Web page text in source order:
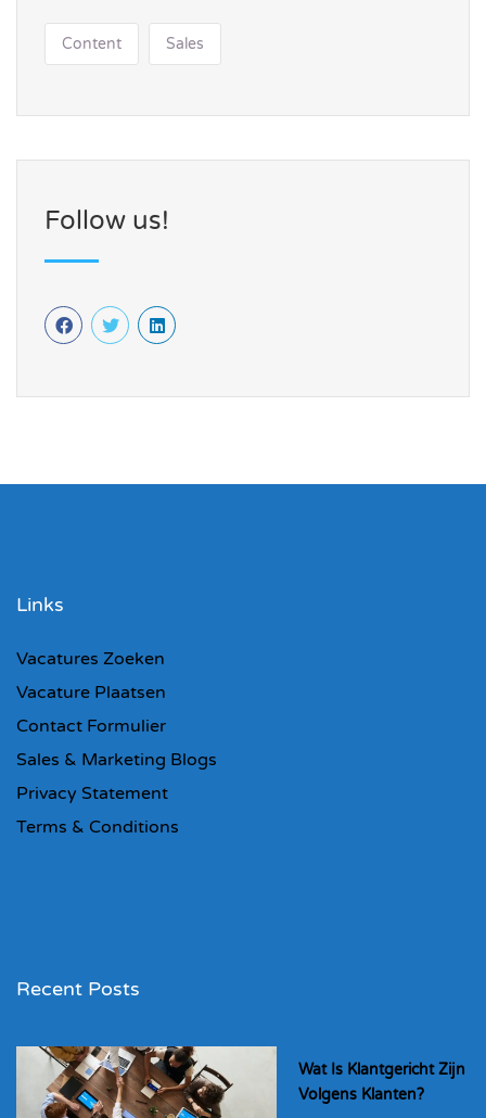
Content Sales
Follow us!
Links
Vacatures Zoeken
Vacature Plaatsen
Contact Formulier
Sales & Marketing Blogs
Privacy Statement
Terms & Conditions
Recent Posts
Wat Is Klantgericht Zijn
Volgens Klanten?